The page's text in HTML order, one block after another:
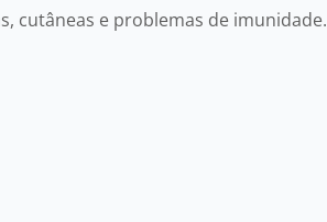
cutâneas e problemas de imunidade.